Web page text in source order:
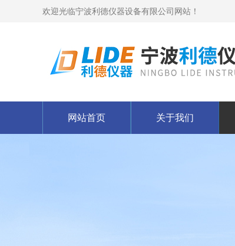
欢迎光临宁波利德仪器设备有限公司网站！
网站首页 关于我们